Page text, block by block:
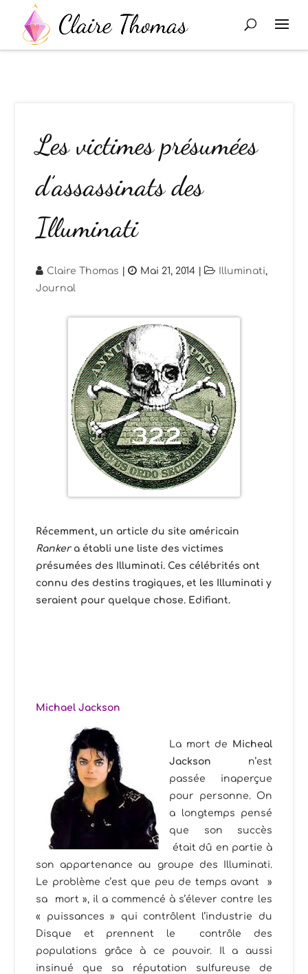
Les victimes présumées
d’assassinats des
Illuminati
Claire Thomas | Mai 21, 2014 | Illuminati,
Journal
Récemment, un article du site américain
Rankera établi une liste des victimes
présumées des Illuminati. Ces célébrités ont
connu des destins tragiques, et les Illuminati y
seraient pour quelque chose. Edifiant.
Michael Jackson
La mort de Micheal
Jackson n’est
passée inaperçue
pour personne. On
a longtemps pensé
que son succès
était dû en partie à
son appartenance au groupe des Illuminati.
Le problème c’est que peu de temps avant »
sa mort », il a commencé à s’élever contre les
« puissances » qui contrôlent l’industrie du
Disque et prennent le contrôle des
populations grâce à ce pouvoir. Il a aussi
insinué que sa réputation sulfureuse de